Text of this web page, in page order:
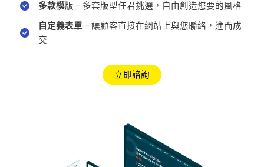
多款模版 – 多套版型任君挑選，自由創造您要的風格
自定義表單 – 讓顧客直接在網站上與您聯絡，進而成
交
立即諮詢